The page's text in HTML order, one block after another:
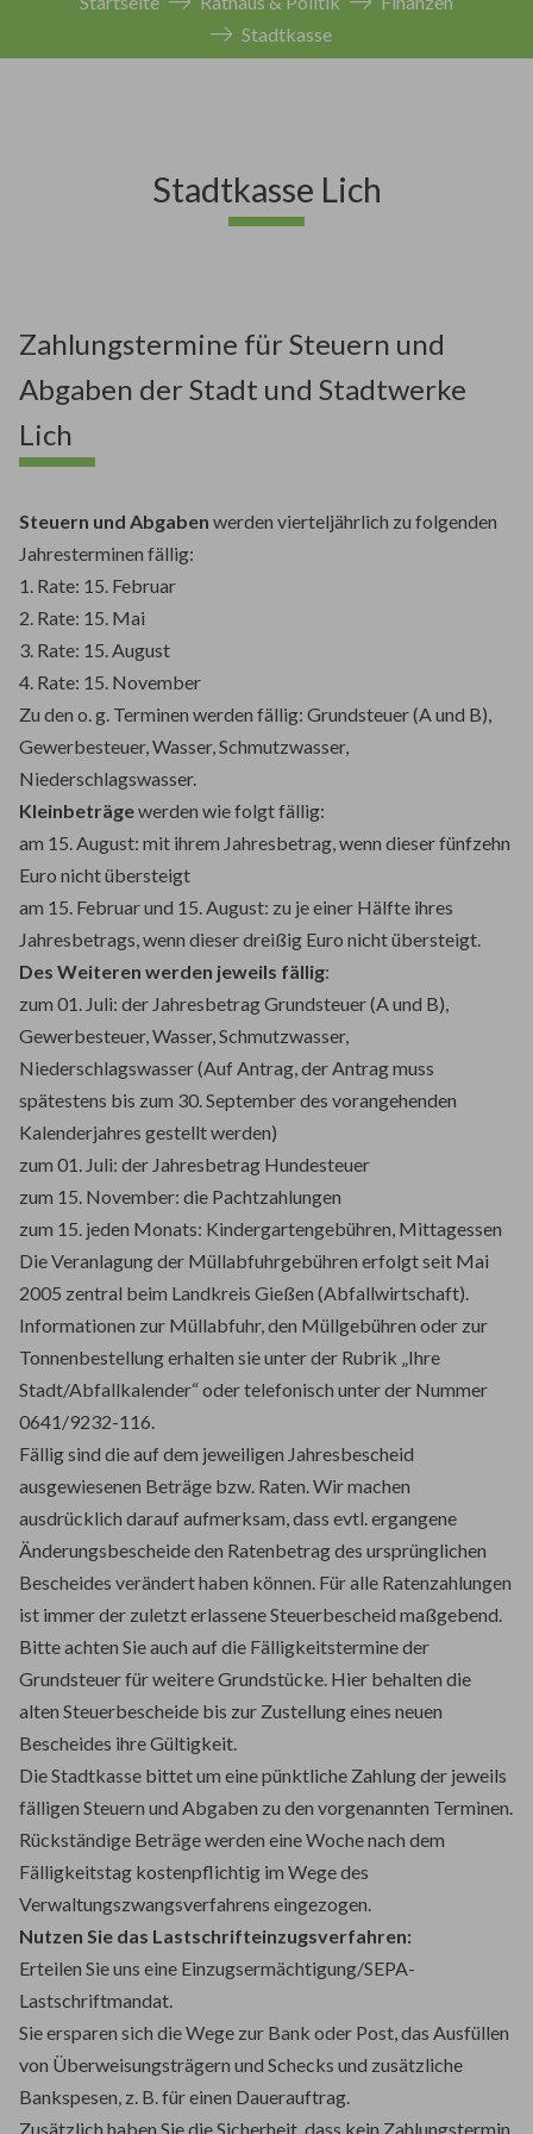
Stadtkasse
Stadtkasse Lich
Zahlungstermine für Steuern und
Abgaben der Stadt und Stadtwerke
Lich
Steuern und Abgaben werden vierteljährlich zu folgenden
Jahresterminen fällig:
1. Rate: 15. Februar
2. Rate: 15. Mai
3. Rate: 15. August
4. Rate: 15. November
Zu den o. g. Terminen werden fällig: Grundsteuer (A und B),
Gewerbesteuer, Wasser, Schmutzwasser,
Niederschlagswasser.
Kleinbeträgewerden wie folgt fällig:
am 15. August: mit ihrem Jahresbetrag, wenn dieser fünfzehn
Euro nicht übersteigt
am 15. Februar und 15. August: zu je einer Hälfte ihres
Jahresbetrags, wenn dieser dreißig Euro nicht übersteigt.
Des Weiteren werden jeweils fällig:
zum 01. Juli: der Jahresbetrag Grundsteuer (A und B),
Gewerbesteuer, Wasser, Schmutzwasser,
Niederschlagswasser (Auf Antrag, der Antrag muss
spätestens bis zum 30. September des vorangehenden
Kalenderjahres gestellt werden)
zum 01. Juli: der Jahresbetrag Hundesteuer
zum 15. November: die Pachtzahlungen
zum 15. jeden Monats: Kindergartengebühren, Mittagessen
Die Veranlagung der Müllabfuhrgebühren erfolgt seit Mai
2005 zentral beim Landkreis Gießen (Abfallwirtschaft).
Informationen zur Müllabfuhr, den Müllgebühren oder zur
Tonnenbestellung erhalten sie unter der Rubrik „Ihre
Stadt/Abfallkalender“ oder telefonisch unter der Nummer
0641/9232-116.
Fällig sind die auf dem jeweiligen Jahresbescheid
ausgewiesenen Beträge bzw. Raten. Wir machen
ausdrücklich darauf aufmerksam, dass evtl. ergangene
Änderungsbescheide den Ratenbetrag des ursprünglichen
Bescheides verändert haben können. Für alle Ratenzahlungen
ist immer der zuletzt erlassene Steuerbescheid maßgebend.
Bitte achten Sie auch auf die Fälligkeitstermine der
Grundsteuer für weitere Grundstücke. Hier behalten die
alten Steuerbescheide bis zur Zustellung eines neuen
Bescheides ihre Gültigkeit.
Die Stadtkasse bittet um eine pünktliche Zahlung der jeweils
fälligen Steuern und Abgaben zu den vorgenannten Terminen.
Rückständige Beträge werden eine Woche nach dem
Fälligkeitstag kostenpflichtig im Wege des
Verwaltungszwangsverfahrens eingezogen.
Nutzen Sie das Lastschrifteinzugsverfahren:
Erteilen Sie uns eine Einzugsermächtigung/SEPA-
Lastschriftmandat.
Sie ersparen sich die Wege zur Bank oder Post, das Ausfüllen
von Überweisungsträgern und Schecks und zusätzliche
Bankspesen, z. B. für einen Dauerauftrag.
Zusätzlich haben Sie die Sicherheit, dass kein Zahlungstermin